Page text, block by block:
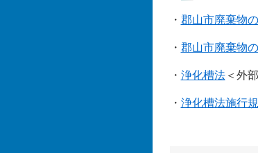
・ 郡山市廃棄物
・ 郡山市廃棄物
・ 浄化槽法＜外
・ 浄化槽法施行